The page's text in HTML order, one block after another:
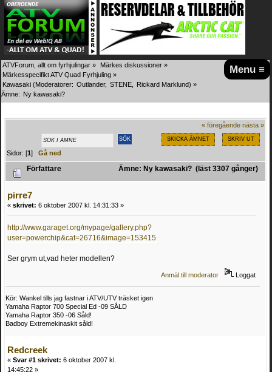
Menu ≡
ATVForum, allt om fyrhjulingar » Märkes diskussioner »
Märkesspecifikt ATV Quad Fyrhjuling »
Kawasaki (Moderatorer: Outlander, STENE Rickard Marklund) »
Ämne: Ny kawasaki?
« föregående nästa »
SKICKA ÄMNET SKRIV UT
Sidor: [1]Gå ned
Författare Ämne: Ny kawasaki? (läst 3307 gånger)
pirre7
« skrivet: 6 oktober 2007 kl. 14:31:33 »
http://www.garaget.org/mypage/gallery.php?
user=powerchip&cat=26716&image=153415
Ser grym ut,vad heter modellen?
Anmäl till moderator Loggat
Kör: Wankel tills jag fastnar i ATV/UTV träsket igen
Yamaha Raptor 700 Special Ed -09 SÅLD
Yamaha Raptor 350 -06 Såld!
Badboy Extremekinaskit såld!
Redcreek
« Svar #1 skrivet: 6 oktober 2007 kl.
14:45:22 »